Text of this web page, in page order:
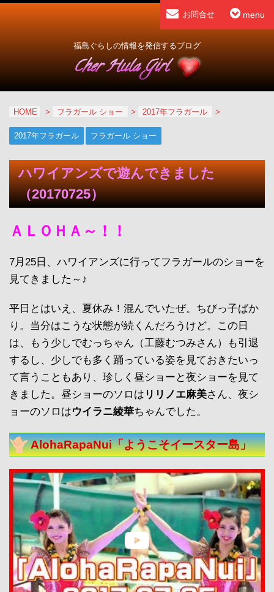
menu
お問合せ
福島ぐらしの情報を発信するブログ
HOME > フラガール ショー > 2017年フラガール >
2017年フラガール フラガール ショー
ハワイアンズで遊んできました
（20170725）
ＡＬＯＨＡ～！！
7月25日、ハワイアンズに行ってフラガールのショーを
見てきました～♪
平日とはいえ、夏休み！混んでいたぜ。ちびっ子ばか
り。当分はこうな状態が続くんだろうけど。この日
は、もう少しでむっちゃん（工藤むつみさん）も引退
するし、少しでも多く踊っている姿を見ておきたいっ
て言うこともあり、珍しく昼ショーと夜ショーを見て
きました。昼ショーのソロは リリノエ麻美さん、夜シ
ョーのソロはウイラニ綾華ちゃんでした。
AlohaRapaNui「ようこそイースター島」